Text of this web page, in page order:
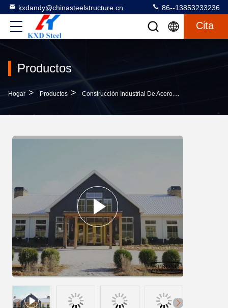
kxdandy@chinasteelstructure.cn 86--13853233236
Cita
Productos
Hogar > Productos > Construcción Industrial De Acero >